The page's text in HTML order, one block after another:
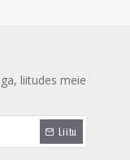
liitudes meie
Liitu